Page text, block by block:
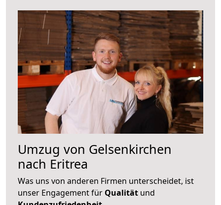
Umzug von Gelsenkirchen
nach Eritrea
Was uns von anderen Firmen unterscheidet, ist
unser Engagement für Qualität und